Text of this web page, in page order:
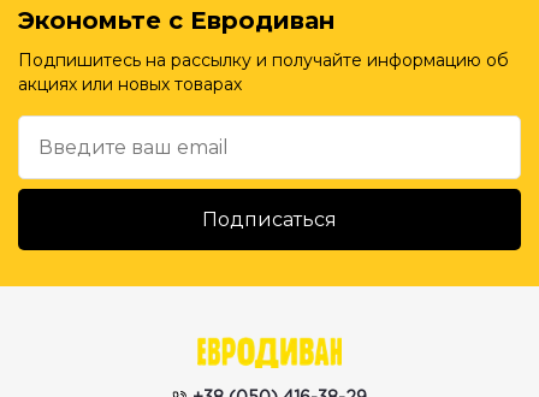
Экономьте с Евродиван
Подпишитесь на рассылку и получайте информацию об
акциях или новых товарах